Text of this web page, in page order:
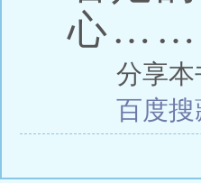
心
分享本
百度搜